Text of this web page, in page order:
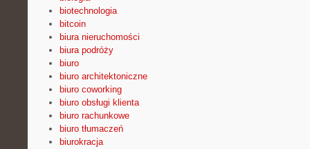
biotechnologia
bitcoin
biura nieruchomości
biura podróży
biuro
biuro architektoniczne
biuro coworking
biuro obsługi klienta
biuro rachunkowe
biuro tłumaczeń
biurokracja